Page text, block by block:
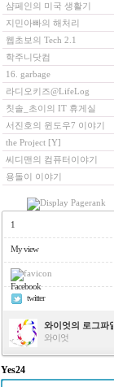
샴페인의 미국 생활기
지민아빠의 해처리
웹초보의 Tech 2.1
학주니닷컴
16. garbage
라디오키즈@LifeLog
칫솔_초이의 IT 휴게실
서진호의 윈도우7 이야기
the Project [Y]
씨디맨의 컴퓨터이야기
용돌이 이야기
1
My view
Facebook
twitter
와이엇의 로그파일
와이엇
Yes24